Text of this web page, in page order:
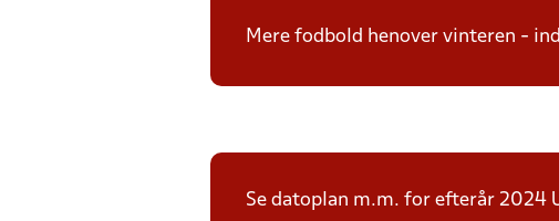
Mere fodbold henover vinteren -
Se datoplan m.m. for efterår 2024